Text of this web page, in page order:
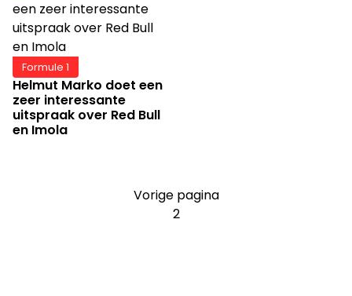
Formule 1
Helmut Marko doet een
zeer interessante
uitspraak over Red Bull
en Imola
Vorige pagina
2